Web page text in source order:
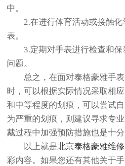
中。
2.在进行体育活动或接触化
表。
3.定期对手表进行检查和保
问题。
总之，在面对泰格豪雅手表
时，可以根据实际情况采取相
和中等程度的划痕，可以尝试
为严重的划痕，则建议寻求专
戴过程中加强预防措施也是十分
以上就是北京泰格豪雅维
彩内容。如果您还有其他关于